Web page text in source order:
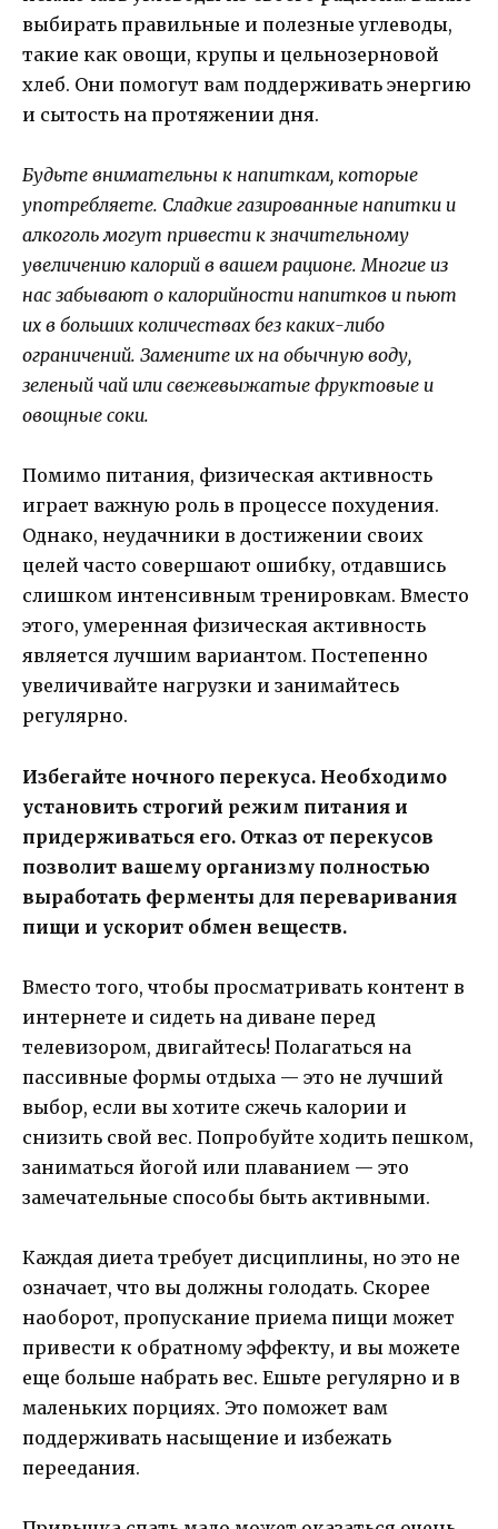
выбирать правильные и полезные углеводы,
такие как овощи, крупы и цельнозерновой
хлеб. Они помогут вам поддерживать энергию
и сытость на протяжении дня.
Будьте внимательны к напиткам, которые
употребляете. Сладкие газированные напитки и
алкоголь могут привести к значительному
увеличению калорий в вашем рационе. Многие из
нас забывают о калорийности напитков и пьют
их в больших количествах без каких-либо
ограничений. Замените их на обычную воду,
зеленый чай или свежевыжатые фруктовые и
овощные соки.
Помимо питания, физическая активность
играет важную роль в процессе похудения.
Однако, неудачники в достижении своих
целей часто совершают ошибку, отдавшись
слишком интенсивным тренировкам. Вместо
этого, умеренная физическая активность
является лучшим вариантом. Постепенно
увеличивайте нагрузки и занимайтесь
регулярно.
Избегайте ночного перекуса. Необходимо
установить строгий режим питания и
придерживаться его. Отказ от перекусов
позволит вашему организму полностью
выработать ферменты для переваривания
пищи и ускорит обмен веществ.
Вместо того, чтобы просматривать контент в
интернете и сидеть на диване перед
телевизором, двигайтесь! Полагаться на
пассивные формы отдыха — это не лучший
выбор, если вы хотите сжечь калории и
снизить свой вес. Попробуйте ходить пешком,
заниматься йогой или плаванием — это
замечательные способы быть активными.
Каждая диета требует дисциплины, но это не
означает, что вы должны голодать. Скорее
наоборот, пропускание приема пищи может
привести к обратному эффекту, и вы можете
еще больше набрать вес. Ешьте регулярно и в
маленьких порциях. Это поможет вам
поддерживать насыщение и избежать
переедания.